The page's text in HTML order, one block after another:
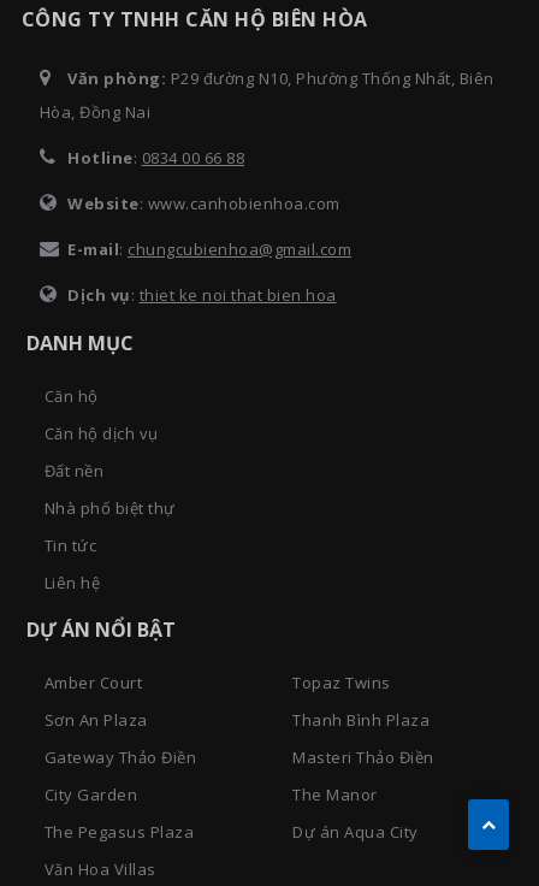
CÔNG TY TNHH CĂN HỘ BIÊN HÒA
Văn phòng: P29 đường N10, Phường Thống Nhất, Biên
Hòa, Đồng Nai
Hotline: 0834 00 66 88
Website: www.canhobienhoa.com
E-mail: chungcubienhoa@gmail.com
Dịch vụ: thiet ke noi that bien hoa
DANH MỤC
Căn hộ
Căn hộ dịch vụ
Đất nền
Nhà phố biệt thự
Tin tức
Liên hệ
DỰ ÁN NỔI BẬT
Amber Court
Topaz Twins
Sơn An Plaza
Thanh Bình Plaza
Gateway Thảo Điền
Masteri Thảo Điền
City Garden
The Manor
The Pegasus Plaza
Dự án Aqua City
Văn Hoa Villas